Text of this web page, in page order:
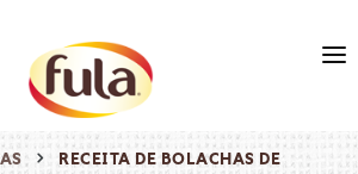
RECEITA DE BOLACHAS DE